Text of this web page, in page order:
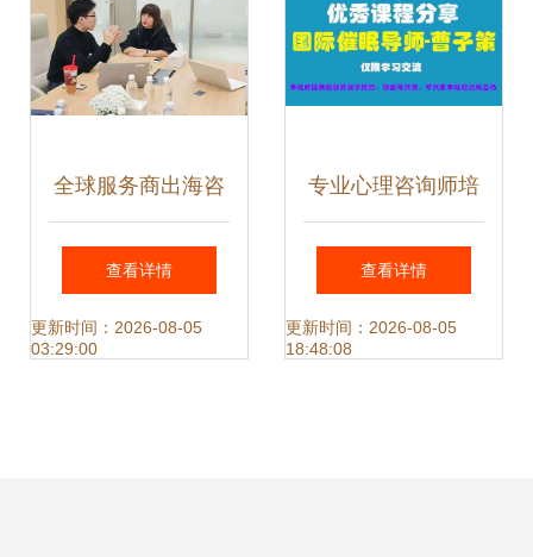
全球服务商出海咨
询服务预约通道正
式开启 一站式解决
查看详情
更新时间：2026-08-05
03:29:00
专业心理咨询师培
训体系 淄博至晋中
智恩诚仁教育的专
查看详情
更新时间：2026-08-05
18:48:08